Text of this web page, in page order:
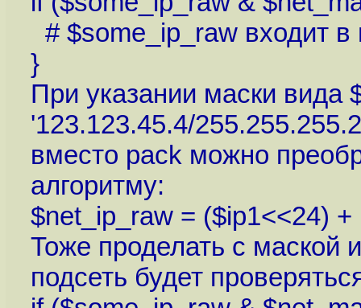
# $some_ip_raw входит в
}
При указании маски вида
'123.123.45.4/
вместо pack можно
алгоритму:
$net_ip_raw = ($ip1<<24)
Тоже проделать с маской
подсеть будет